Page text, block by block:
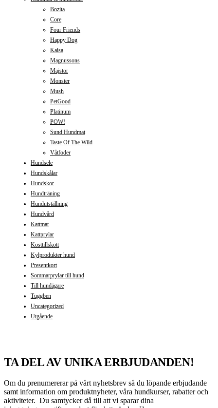
Bozita
Core
Four Friends
Happy Dog
Kaisa
Magnussons
Majstor
Monster
Mush
PetGood
Platinum
POW!
Sund Hundmat
Taste Of The Wild
Våtfoder
Hundsele
Hundskålar
Hundskor
Hundträning
Hundutställning
Hundvård
Kattmat
Kattprylar
Kosttillskott
Kylprodukter hund
Presentkort
Sommarprylar till hund
Till hundägare
Tuggben
Uncategorized
Utgående
TA DEL AV UNIKA ERBJUDANDEN!
Om du prenumererar på vårt nyhetsbrev så du löpande erbjudande
samt information om produktnyheter, våra hundkurser, rabatter och
aktiviteter. Du samtycker då till att vi sparar dina